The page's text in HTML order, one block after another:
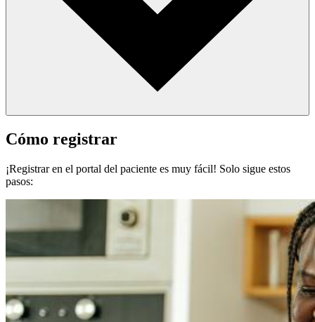
Cómo registrar
¡Registrar en el portal del paciente es muy fácil! Solo sigue estos
pasos: